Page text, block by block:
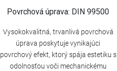
Povrchová úprava: DIN 99500
Vysokokvalitná, trvanlivá povrchová
úprava poskytuje vynikajúci
povrchový efekt, ktorý spája estetiku s
odolnosťou voči mechanickému